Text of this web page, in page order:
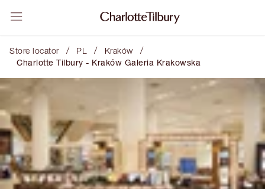
Store locator / PL / Kraków /
Charlotte Tilbury - Kraków Galeria Krakowska